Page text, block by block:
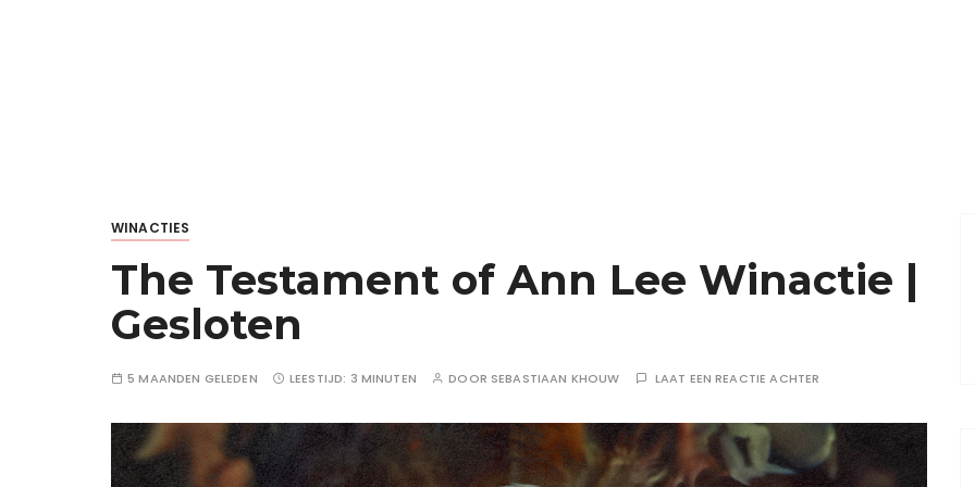
WINACTIES
The Testament of Ann Lee Winactie |
Gesloten
5 MAANDEN GELEDEN LEESTIJD: 3 MINUTEN DOOR SEBASTIAAN KHOUW LAAT EEN REACTIE ACHTER